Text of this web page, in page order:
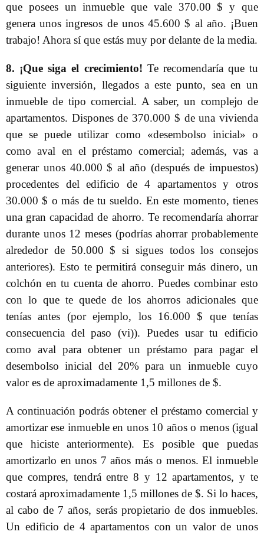
que posees un inmueble que vale 370.00 $ y que
genera unos ingresos de unos 45.600 $ al año. ¡Buen
trabajo! Ahora sí que estás muy por delante de la media.
8. ¡Que siga el crecimiento! Te recomendaría que tu
siguiente inversión, llegados a este punto, sea en un
inmueble de tipo comercial. A saber, un complejo de
apartamentos. Dispones de 370.000 $ de una vivienda
que se puede utilizar como «desembolso inicial» o
como aval en el préstamo comercial; además, vas a
generar unos 40.000 $ al año (después de impuestos)
procedentes del edificio de 4 apartamentos y otros
30.000 $ o más de tu sueldo. En este momento, tienes
una gran capacidad de ahorro. Te recomendaría ahorrar
durante unos 12 meses (podrías ahorrar probablemente
alrededor de 50.000 $ si sigues todos los consejos
anteriores). Esto te permitirá conseguir más dinero, un
colchón en tu cuenta de ahorro. Puedes combinar esto
con lo que te quede de los ahorros adicionales que
tenías antes (por ejemplo, los 16.000 $ que tenías
consecuencia del paso (vi)). Puedes usar tu edificio
como aval para obtener un préstamo para pagar el
desembolso inicial del 20% para un inmueble cuyo
valor es de aproximadamente 1,5 millones de $.
A continuación podrás obtener el préstamo comercial y
amortizar ese inmueble en unos 10 años o menos (igual
que hiciste anteriormente). Es posible que puedas
amortizarlo en unos 7 años más o menos. El inmueble
que compres, tendrá entre 8 y 12 apartamentos, y te
costará aproximadamente 1,5 millones de $. Si lo haces,
al cabo de 7 años, serás propietario de dos inmuebles.
Un edificio de 4 apartamentos con un valor de unos